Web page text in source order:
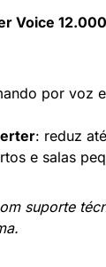
Voice
por voz
: reduz
e salas
suporte